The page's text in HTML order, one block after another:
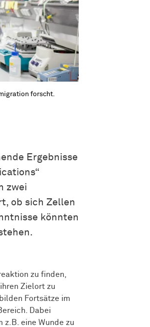
forscht.
Ergebnisse
zwei
ob sich Zellen
könnten
zu finden,
Zielort zu
Fortsätze im
Dabei
eine Wunde zu